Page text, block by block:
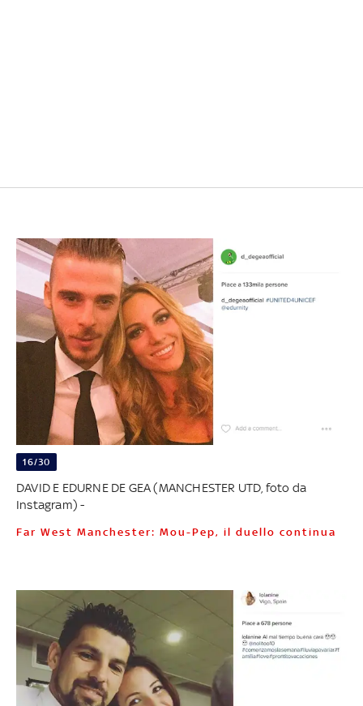
16/30
DAVID E EDURNE DE GEA (MANCHESTER UTD, foto da
Instagram) -
Far West Manchester: Mou-Pep, il duello continua